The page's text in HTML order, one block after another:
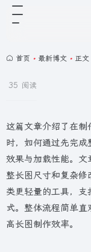
首页 • 最新博文 • 正文
35 阅读
这篇文章介绍了在制
时，如何通过先完
效果与加载性能。
整长图尺寸和复杂修
类更轻量的工具，
式。整体流程简单
高长图制作效率。